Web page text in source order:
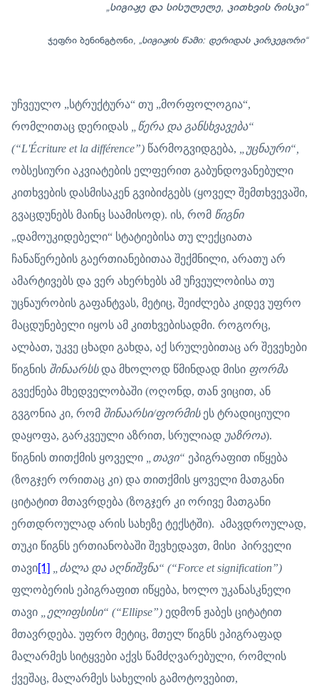
„სიგიჟე და სისულელე, კითხვის რისკი“
ჯეფრი ბენინგტონი, „სიგიჟის წამი: დერიდას კირკეგორი“
უჩვეულო „სტრუქტურა“ თუ „მორფოლოგია“,
რომლითაც დერიდას
„წერა და განსხვავება“
(“L'Écriture et la différence”) წარმოგვიდგება,
„უცნაური“,
ობსესიური აკვიატების ელფერით გაბუნდოვანებული
კითხვების დასმისაკენ გვიბიძგებს (ყოველ შემთხვევაში,
გვაცდუნებს მაინც საამისოდ). ის, რომ წიგნი
„დამოუკიდებელი“ სტატიებისა თუ ლექციათა
ჩანაწერების გაერთიანებითაა შექმნილი, არათუ არ
ამარტივებს და ვერ ახერხებს ამ უჩვეულობისა თუ
უცნაურობის გაფანტვას, მეტიც, შეიძლება კიდევ უფრო
მაცდუნებელი იყოს ამ კითხვებისადმი. როგორც,
ალბათ, უკვე ცხადი გახდა, აქ სრულებითაც არ შევეხები
წიგნის შინაარსსდა მხოლოდ წმინდად მისი ფორმა
გვექნება მხედველობაში (ოღონდ, თან ვიცით, ან
გვგონია კი, რომ შინაარსი/ფორმისეს ტრადიციული
დაყოფა, გარკვეული აზრით, სრულიად უაზროა).
წიგნის თითქმის ყოველი
„თავი“ ეპიგრაფით იწყება
(ზოგჯერ ორითაც კი) და თითქმის ყოველი მათგანი
ციტატით მთავრდება (ზოგჯერ კი ორივე მათგანი
ერთდროულად არის სახეზე ტექსტში). ამავდროულად,
თუკი წიგნს ერთიანობაში შევხედავთ, მისი პირველი
თავი[1]
„ძალა და აღნიშვნა“ (“Force et signification”)
ფლობერის ეპიგრაფით იწყება, ხოლო უკანასკნელი
თავი
„ელიფსისი“ (“Ellipse”) ედმონ ჟაბეს ციტატით
მთავრდება. უფრო მეტიც, მთელ წიგნს ეპიგრაფად
მალარმეს სიტყვები აქვს წამძღვარებული, რომლის
ქვეშაც, მალარმეს სახელის გამოტოვებით,